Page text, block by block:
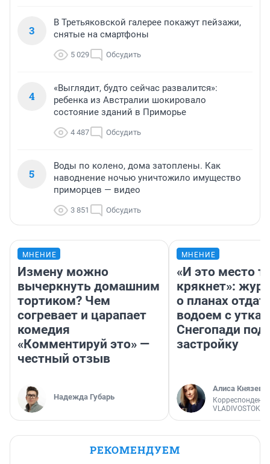
3
В Третьяковской галерее покажут пейзажи,
снятые на смартфоны
5 029 Обсудить
4
«Выглядит, будто сейчас развалится»:
ребенка из Австралии шокировало
состояние зданий в Приморье
4 487 Обсудить
5
Воды по колено, дома затоплены. Как
наводнение ночью уничтожило имущество
приморцев — видео
3 851 Обсудить
МНЕНИЕ
Измену можно
вычеркнуть домашним
тортиком? Чем
согревает и царапает
комедия
«Комментируй это» —
честный отзыв
Надежда Губарь
МНЕНИЕ
«И это место
крякнет»:
о планах
водоем с
Снегопади под
застройку
Алиса Князева
Корреспондент
РЕКОМЕНДУЕМ